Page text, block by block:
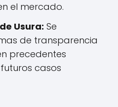
el mercado.
Usura: Se
de transparencia
precedentes
casos